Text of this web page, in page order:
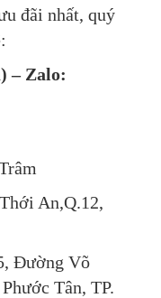
đãi nhất, quý
– Zalo:
An,Q.12,
Đường Võ
Tân, TP.